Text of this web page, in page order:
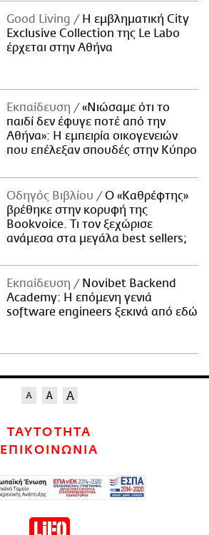
Good Living
Η εμβληματική City
Exclusive Collection της Le Labo
έρχεται στην Αθήνα
Εκπαίδευση
«Νιώσαμε ότι το
παιδί δεν έφυγε ποτέ από την
Αθήνα»: Η εμπειρία οικογενειών
που επέλεξαν σπουδές στην Κύπρο
Οδηγός Βιβλίου
Ο «Καθρέφτης»
βρέθηκε στην κορυφή της
Bookvoice. Τι τον ξεχώρισε
ανάμεσα στα μεγάλα best sellers;
Εκπαίδευση
Novibet Backend
Academy: Η επόμενη γενιά
software engineers ξεκινά από εδώ
ΤΑΥΤΟΤΗΤΑ
ΕΠΙΚΟΙΝΩΝΙΑ